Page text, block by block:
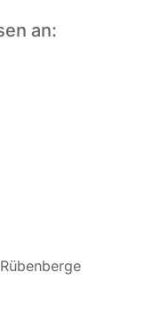
an: